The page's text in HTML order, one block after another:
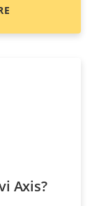
Axis?